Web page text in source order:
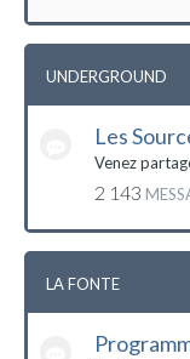
UNDERGROUND
Les
Venez
2 143
LA FONTE